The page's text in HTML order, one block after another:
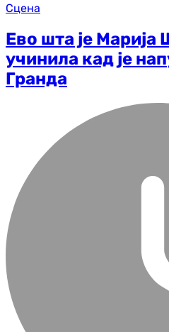
Сцена
Ево шта је
учинила кад је
Гранда